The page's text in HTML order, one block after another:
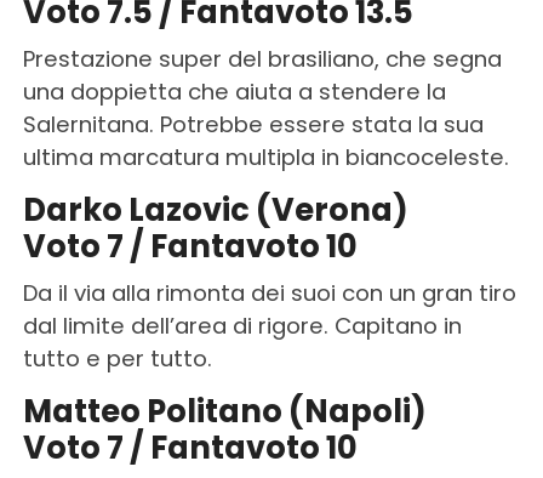
Voto 7.5 / Fantavoto 13.5
Prestazione super del brasiliano, che segna
una doppietta che aiuta a stendere la
Salernitana. Potrebbe essere stata la sua
ultima marcatura multipla in biancoceleste.
Darko Lazovic (Verona)
Voto 7 / Fantavoto 10
Da il via alla rimonta dei suoi con un gran tiro
dal limite dell’area di rigore. Capitano in
tutto e per tutto.
Matteo Politano (Napoli)
Voto 7 / Fantavoto 10